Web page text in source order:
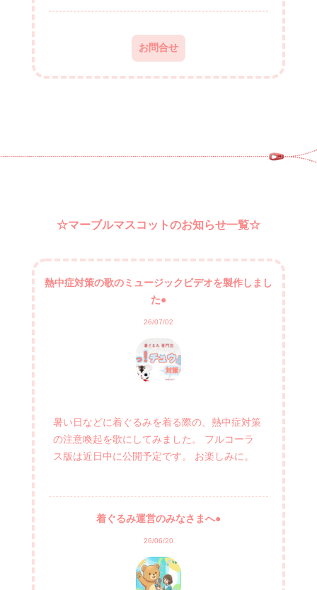
お問合せ
☆マーブルマスコットのお知らせ一覧☆
熱中症対策の歌のミュージックビデオを製作しまし
た●
26/07/02
暑い日などに着ぐるみを着る際の、熱中症対策
の注意喚起を歌にしてみました。 フルコーラ
ス版は近日中に公開予定です。 お楽しみに。
着ぐるみ運営のみなさまへ●
26/06/20